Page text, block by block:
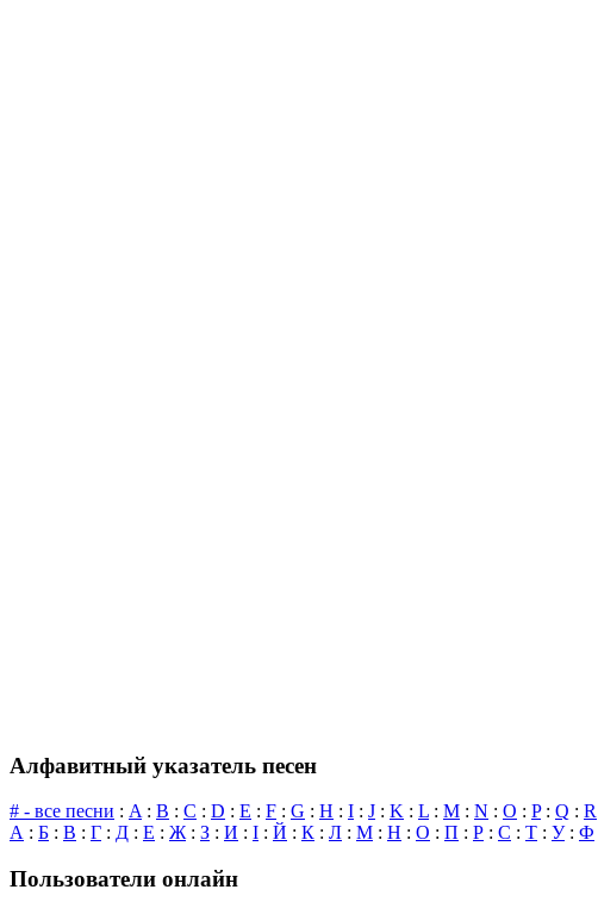
Алфавитный указатель песен
# - все песни : A: B : C : D : E : F : G : H : I : J : K : L : M : N : O : P: Q : R
А : Б : В : Г : Д : Е : Ж: З : И : І : Й : К : Л : М : Н : О : П : Р : С : Т : У: Ф
Пользователи онлайн